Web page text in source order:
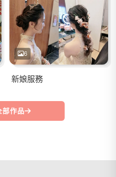
6
新娘服務
部作品